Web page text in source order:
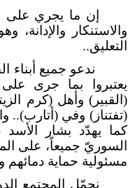
إن ما يجري على
والاستنكار
التعليق..
ندعو جميع أبناء
يعتبروا بما جرى
(القبير) وأهل (كرم
(تفتناز) وفي (أتارب)..
كما يهدّد بشار
السوريّ جميعاً، على
مسئولية حماية
نحمّل المجتمع